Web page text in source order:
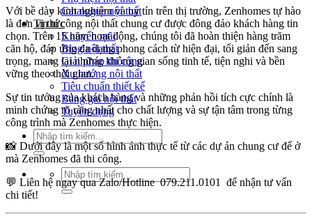
Catalogue nội thất
Tin tức
Khuyến mãi
Blog nội thất
Giải pháp thi công
Xu hướng nội thất
Tiêu chuẩn thiết kế
Bảng giá nội thất
Tuyển dụng
Tìm
kiếm:
Tìm
kiếm:
Với bề dày kinh nghiệm và uy tín trên thị trường, Zenhomes tự hào
là đơn vị thi công nội thất chung cư được đông đảo khách hàng tin
chọn. Trên 15 năm hoạt động, chúng tôi đã hoàn thiện hàng trăm
căn hộ, đáp ứng đa dạng phong cách từ hiện đại, tối giản đến sang
trọng, mang lại những không gian sống tinh tế, tiện nghi và bền
vững theo thời gian.
Sự tin tưởng của khách hàng và những phản hồi tích cực chính là
minh chứng rõ ràng nhất cho chất lượng và sự tận tâm trong từng
công trình mà Zenhomes thực hiện.
📸 Dưới đây là một số hình ảnh thực tế từ các dự án chung cư để ở
mà Zenhomes đã thi công.
💬 Liên hệ ngay qua Zalo/Hotline 079.211.0101 để nhận tư vấn
chi tiết!